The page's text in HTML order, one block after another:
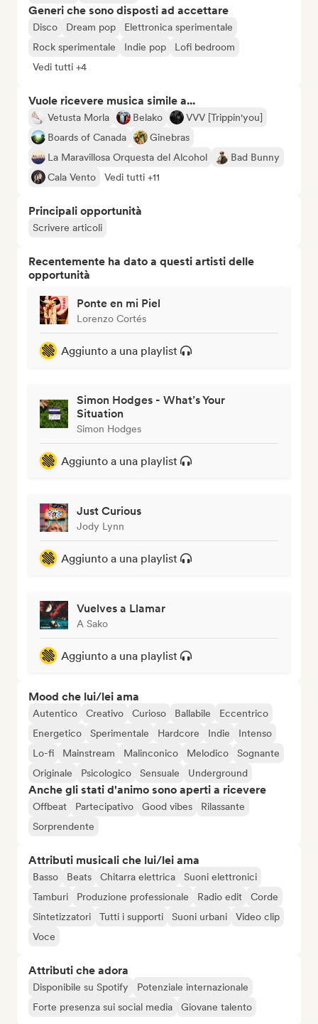
Generi che sono disposti ad accettare
Disco Dream pop
Elettronica sperimentale
Rock sperimentale
Indie pop
Lofi bedroom
Vedi tutti +4
Vuole ricevere musica simile a...
Vetusta Morla Belako
VVV [Trippin'you]
Boards of Canada
Ginebras
La Maravillosa Orquesta del Alcohol
Bad Bunny
Cala Vento
Vedi tutti +11
Principali opportunità
Scrivere articoli
Recentemente ha dato a questi artisti delle
opportunità
Ponte en mi Piel
Lorenzo Cortés
Aggiunto a una playlist
Simon Hodges - What’s Your
Situation
Simon Hodges
Aggiunto a una playlist
Just Curious
Jody Lynn
Aggiunto a una playlist
Vuelves a Llamar
A Sako
Aggiunto a una playlist
Mood che lui/lei ama
Autentico Creativo Curioso Ballabile
Eccentrico
Energetico
Sperimentale Hardcore Indie
Intenso
Lo-fi
Mainstream Malinconico Melodico
Sognante
Originale
Psicologico Sensuale Underground
Anche gli stati d'animo sono aperti a ricevere
Offbeat Partecipativo Good vibes
Rilassante
Sorprendente
Attributi musicali che lui/lei ama
Basso Beats Chitarra elettrica
Suoni elettronici
Tamburi
Produzione professionale Radio edit
Corde
Sintetizzatori
Tutti i supporti Suoni urbani
Video clip
Voce
Attributi che adora
Disponibile su Spotify
Potenziale internazionale
Forte presenza sui social media
Giovane talento